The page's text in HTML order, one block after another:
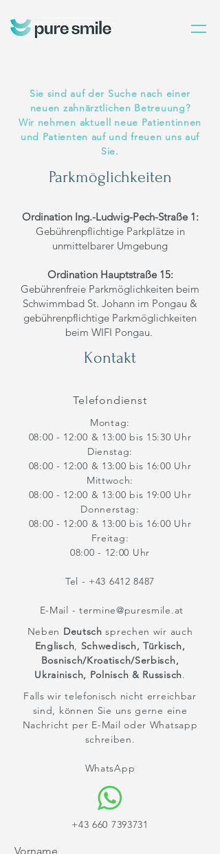
Sie sind auf der Suche nach einer
neuen zahnärztlichen Betreuung?
Wir nehmen aktuell neue Patientinnen
und Patienten auf und freuen uns auf
Sie.
Parkmöglichkeiten
Ordination Ing.-Ludwig-Pech-Straße 1:
Gebührenpflichtige Parkplätze in
unmittelbarer Umgebung
Ordination Hauptstraße 15:
Gebührenfreie Parkmöglichkeiten beim
Schwimmbad St. Johann im Pongau &
gebührenpflichtige Parkmöglichkeiten
beim WIFI Pongau.
Kontakt
Telefondienst
Montag:
08:00 - 12:00 & 13:00 bis 15:30 Uhr
Dienstag:
08:00 - 12:00 & 13:00 bis 16:00 Uhr
Mittwoch:
08:00 - 12:00 & 13:00 bis 19:00 Uhr
Donnerstag:
08:00 - 12:00 & 13:00 bis 16:00 Uhr
Freitag:
08:00 - 12:00 Uhr
Tel - +43 6412 8487
E-Mail - termine@puresmile.at
Neben Deutsch sprechen wir auch
Englisch, Schwedisch, Türkisch,
Bosnisch/Kroatisch/Serbisch,
Ukrainisch, Polnisch & Russisch.
Falls wir telefonisch nicht erreichbar
sind, können Sie uns gerne eine
Nachricht per E-Mail oder Whatsapp
schreiben.
WhatsApp
+43 660 7393731
Vorname